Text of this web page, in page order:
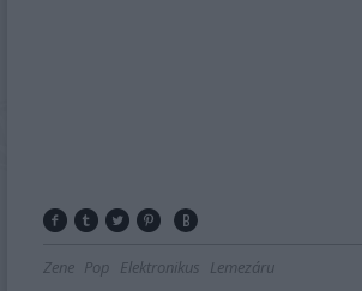
Zene Pop Elektronikus Lemezáru